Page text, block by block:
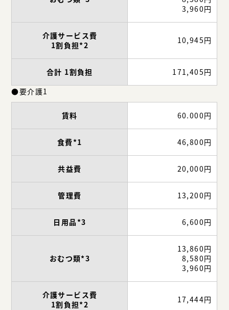
3,960円
介護サービス費
1割負担*2
10,945円
合計 1割負担
171,405円
●要介護1
賃料 60.000円
食費*1 46,800円
共益費 20,000円
管理費 13,200円
日用品*3 6,600円
おむつ類*3
13,860円
8,580円
3,960円
介護サービス費
1割負担*2
17,444円